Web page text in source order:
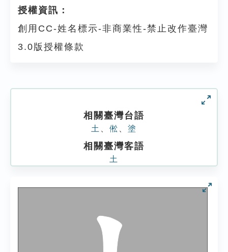
授權資訊：
創用CC-姓名標示-非商業性-禁止改作臺灣
3.0版授權條款
相關臺灣台語
土 倯 塗
相關臺灣客語
土